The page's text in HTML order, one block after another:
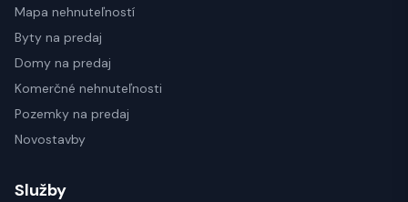
Mapa nehnuteľností
Byty na predaj
Domy na predaj
Komerčné nehnuteľnosti
Pozemky na predaj
Novostavby
Služby